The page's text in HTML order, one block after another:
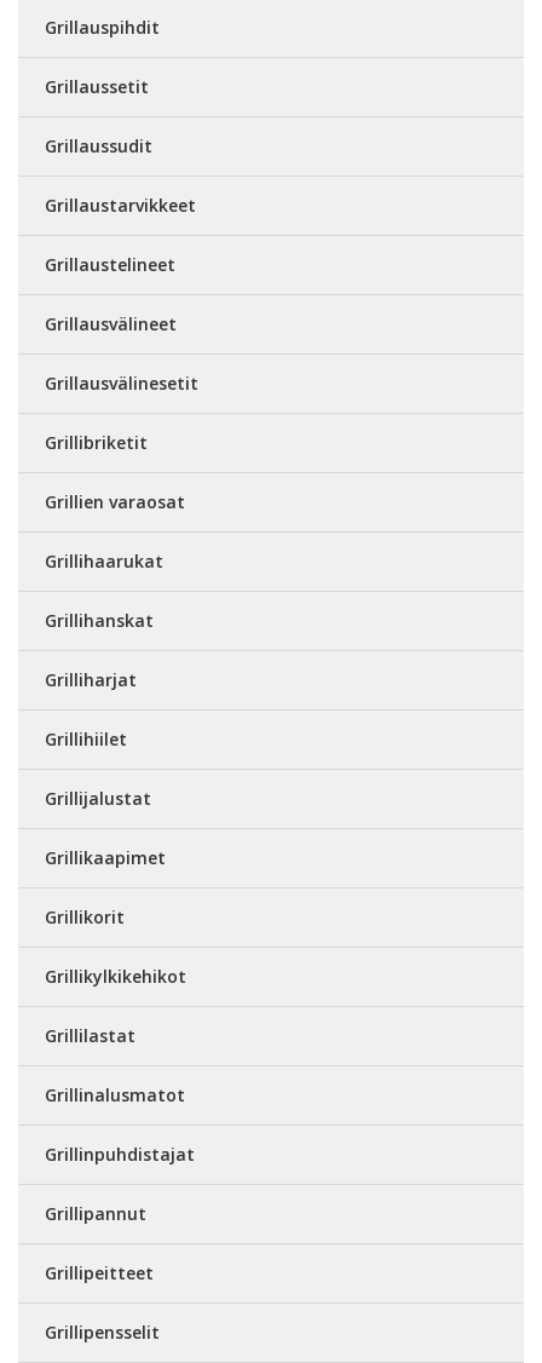
Grillauspihdit
Grillaussetit
Grillaussudit
Grillaustarvikkeet
Grillaustelineet
Grillausvälineet
Grillausvälinesetit
Grillibriketit
Grillien varaosat
Grillihaarukat
Grillihanskat
Grilliharjat
Grillihiilet
Grillijalustat
Grillikaapimet
Grillikorit
Grillikylkikehikot
Grillilastat
Grillinalusmatot
Grillinpuhdistajat
Grillipannut
Grillipeitteet
Grillipensselit